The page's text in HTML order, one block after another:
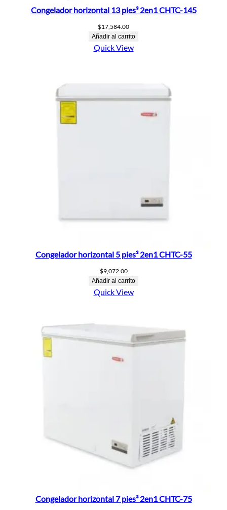
Congelador horizontal 13 pies³ 2en1 CHTC-145
$17,584.00
Añadir al carrito
Quick View
Congelador horizontal 5 pies³ 2en1 CHTC-55
$9,072.00
Añadir al carrito
Quick View
Congelador horizontal 7 pies³ 2en1 CHTC-75